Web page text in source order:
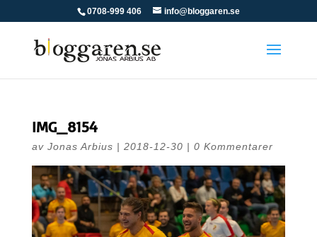
0708-999 406 info@bloggaren.se
IMG_8154
av Jonas Arbius | 2018-12-30 | 0 Kommentarer